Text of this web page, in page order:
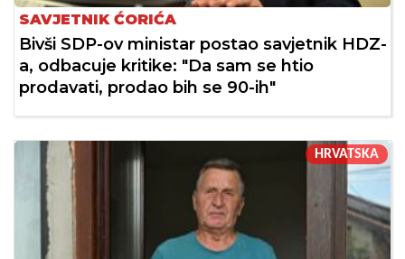
SAVJETNIK ĆORIĆA
Bivši SDP-ov ministar postao savjetnik HDZ-
a, odbacuje kritike: "Da sam se htio
prodavati, prodao bih se 90-ih"
HRVATSKA